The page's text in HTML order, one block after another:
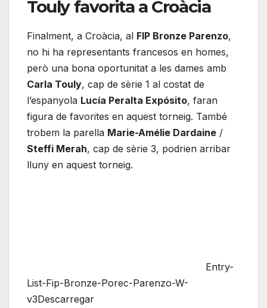
Touly favorita a Croàcia
Finalment, a Croàcia, al FIP Bronze Parenzo,
no hi ha representants francesos en homes,
però una bona oportunitat a les dames amb
Carla Touly, cap de sèrie 1 al costat de
l’espanyola Lucía Peralta Expósito, faran
figura de favorites en aquest torneig. També
trobem la parella Marie-Amélie Dardaine /
Steffi Merah, cap de sèrie 3, podrien arribar
lluny en aquest torneig.
Entry-
List-Fip-Bronze-Porec-Parenzo-W-
v3Descarregar